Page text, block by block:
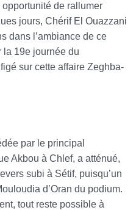
de rallumer
jours, Chérif El Ouazzani
dans l’ambiance de ce
la 19e journée du
sur cette affaire Zeghba-
par le principal
Akbou à Chlef, a atténué,
subi à Sétif, puisqu’un
d’Oran du podium.
tout reste possible à